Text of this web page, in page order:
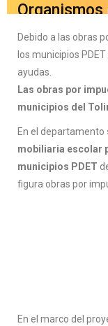
de
una nueva
portal web
oficial
acceder
aquí.
Por lo
Debido a las obras
los municipios
ayudas.
Las obras por
municipios del
En el departamento
mobiliaria escolar
municipios PDET
figura obras por
En el marco del